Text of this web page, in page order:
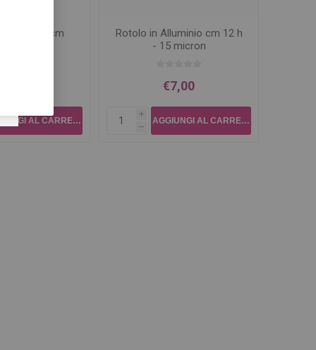
12 cm
Rotolo in Alluminio cm 12 h
- 15 micron
€7,00
i
h